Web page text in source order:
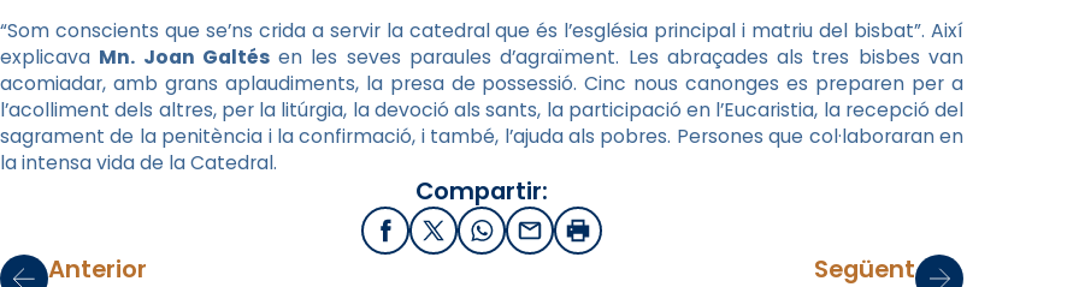
“Som conscients que se’ns crida a servir la catedral que és l’església principal i matriu del bisbat”. Així
explicava Mn. Joan Galtésen les seves paraules d’agraïment. Les abraçades als tres bisbes van
acomiadar, amb grans aplaudiments, la presa de possessió. Cinc nous canonges es preparen per a
l’acolliment dels altres, per la litúrgia, la devoció als sants, la participació en l’Eucaristia, la recepció del
sagrament de la penitència i la confirmació, i també, l’ajuda als pobres. Persones que col·laboraran en
la intensa vida de la Catedral.
Compartir:
FacebookX / Twitter
WhatsApp
EmailImprimir
Anterior Següent